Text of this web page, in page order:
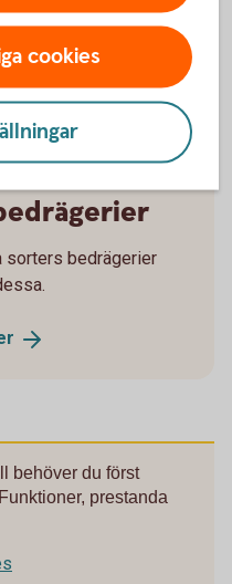
sorters bedrägerier
behöver du först
prestanda
cookies